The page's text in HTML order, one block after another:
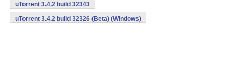
uTorrent 3.4.2 build 32343
uTorrent 3.4.2 build 32326 (Beta) (Windows)